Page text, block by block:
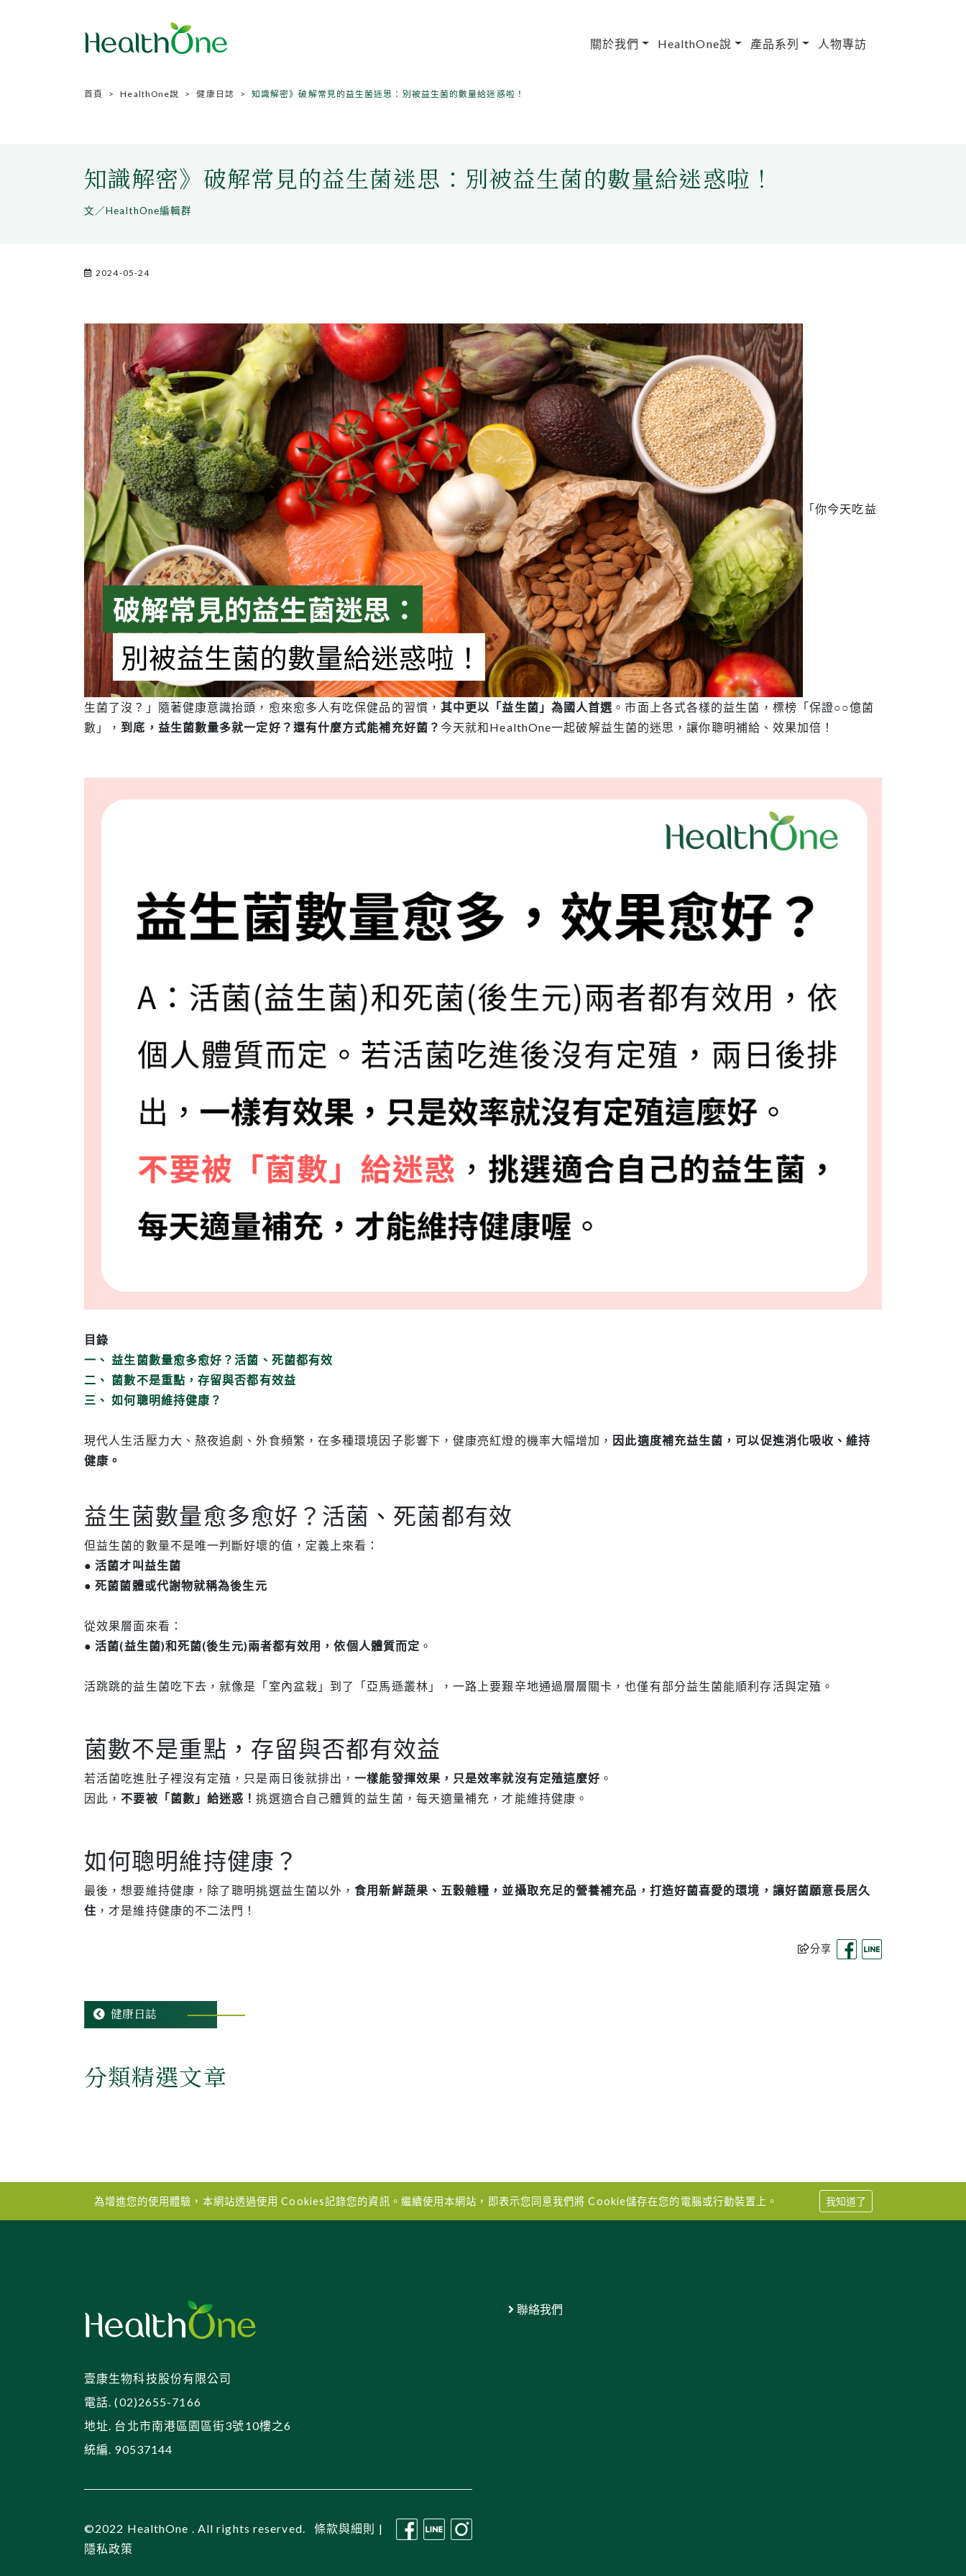
關於我們 HealthOne說 產品系列 人物專訪
首頁 HealthOne說 健康日誌 知識解密》破解常見的益生菌迷思：別被益生菌的數量給迷惑啦！
知識解密》破解常見的益生菌迷思：別被益生菌的數量給迷惑啦！
文／HealthOne編輯群
2024-05-24
「你今天吃益
生菌了沒？」隨著健康意識抬頭，愈來愈多人有吃保健品的習慣， 其中更以「益生菌」為國人首選 。市面上各式各樣的益生菌，標榜「保證○○億菌
數」， 到底，益生菌數量多就一定好？還有什麼方式能補充好菌？ 今天就和HealthOne一起破解益生菌的迷思，讓你聰明補給、效果加倍！
目錄
一、 益生菌數量愈多愈好？活菌、死菌都有效
二、 菌數不是重點，存留與否都有效益
三、 如何聰明維持健康？
現代人生活壓力大、熬夜追劇、外食頻繁，在多種環境因子影響下，健康亮紅燈的機率大幅增加， 因此適度補充益生菌，可以促進消化吸收、維持
健康。
益生菌數量愈多愈好？活菌、死菌都有效
但益生菌的數量不是唯一判斷好壞的值，定義上來看：
●活菌才叫益生菌
● 死菌菌體或代謝物就稱為後生元
從效果層面來看：
●活菌(益生菌)和死菌(後生元)兩者都有效用，依個人體質而定 。
活跳跳的益生菌吃下去，就像是「室內盆栽」到了「亞馬遜叢林」，一路上要艱辛地通過層層關卡，也僅有部分益生菌能順利存活與定殖。
菌數不是重點，存留與否都有效益
若活菌吃進肚子裡沒有定殖，只是兩日後就排出，一樣能發揮效果，只是效率就沒有定殖這麼好 。
因此，不要被「菌數」給迷惑！挑選適合自己體質的益生菌，每天適量補充，才能維持健康。
如何聰明維持健康？
最後，想要維持健康，除了聰明挑選益生菌以外，食用新鮮蔬果、五穀雜糧，並攝取充足的營養補充品，打造好菌喜愛的環境，讓好菌願意長居久
住 ，才是維持健康的不二法門！
分享
健康日誌
分類精選文章
為增進您的使用體驗，本網站透過使用 Cookies記錄您的資訊。繼續使用本網站，即表示您同意我們將 Cookie儲存在您的電腦或行動裝置上。 我知道了
聯絡我們
壹康生物科技股份有限公司
電話. (02)2655-7166
地址. 台北市南港區園區街3號10樓之6
統編. 90537144
©2022 HealthOne . All rights reserved. 條款與細則 |
隱私政策